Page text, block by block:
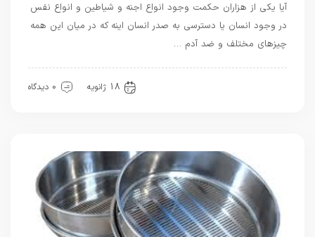
آیا یکی از هزاران حکمت وجود انواع اجنه و شیاطین و انواع نفس
در وجود انسان یا دسترسی به صدر انسان اینه که در میان این همه
چیزهای مختلف و ضد آدم …
18 ژانویه 0 دیدگاه